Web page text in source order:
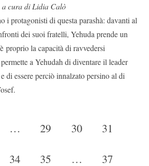
cura di Lidia Calò
i protagonisti di questa parashà: davanti al
dei suoi fratelli, Yehuda prende un
proprio la capacità di ravvedersi
a Yehudah di diventare il leader
di essere perciò innalzato persino al di
… 29 30 31
34 35 … 37